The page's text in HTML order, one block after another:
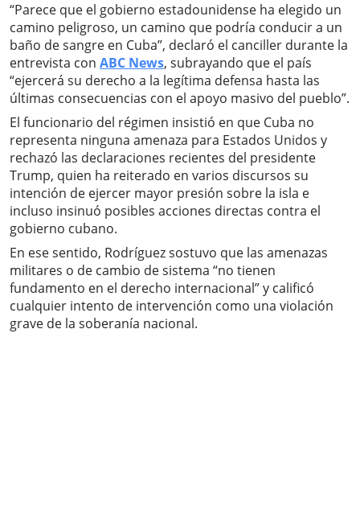
“Parece que el gobierno estadounidense ha elegido un
camino peligroso, un camino que podría conducir a un
baño de sangre en Cuba”, declaró el canciller durante la
entrevista con ABC News, subrayando que el país
“ejercerá su derecho a la legítima defensa hasta las
últimas consecuencias con el apoyo masivo del pueblo”.
El funcionario del régimen insistió en que Cuba no
representa ninguna amenaza para Estados Unidos y
rechazó las declaraciones recientes del presidente
Trump, quien ha reiterado en varios discursos su
intención de ejercer mayor presión sobre la isla e
incluso insinuó posibles acciones directas contra el
gobierno cubano.
En ese sentido, Rodríguez sostuvo que las amenazas
militares o de cambio de sistema “no tienen
fundamento en el derecho internacional” y calificó
cualquier intento de intervención como una violación
grave de la soberanía nacional.